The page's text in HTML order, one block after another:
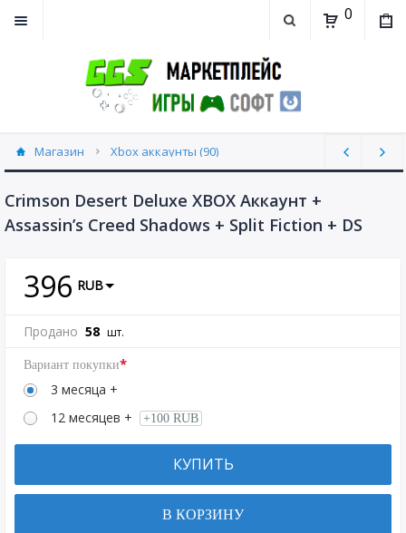
0
Магазин Xbox аккаунты (90)
Crimson Desert Deluxe XBOX Аккаунт +
Assassin’s Creed Shadows + Split Fiction + DS
396 RUB
Продано 58 шт.
Вариант покупки*
3 месяца +
12 месяцев +
+100 RUB
КУПИТЬ
В КОРЗИНУ